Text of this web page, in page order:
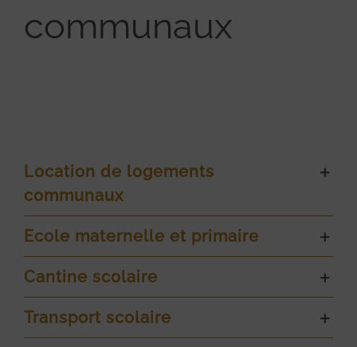
communaux
Location de logements
communaux
Ecole maternelle et primaire
Cantine scolaire
Transport scolaire